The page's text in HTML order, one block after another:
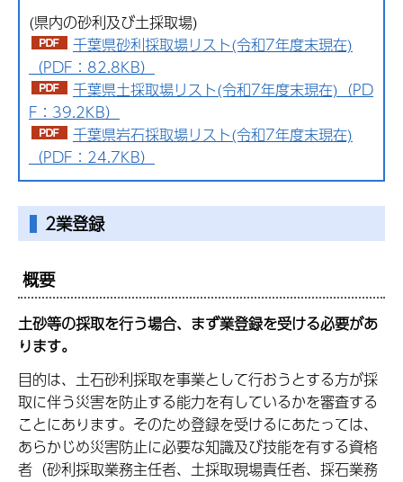
(県内の砂利及び土採取場)
千葉県砂利採取場リスト(令和7年度末現在)
（PDF：82.8KB）
千葉県土採取場リスト(令和7年度末現在)（PD
F：39.2KB）
千葉県岩石採取場リスト(令和7年度末現在)
（PDF：24.7KB）
2業登録
概要
土砂等の採取を行う場合、まず業登録を受ける必要があ
ります。
目的は、土石砂利採取を事業として行おうとする方が採
取に伴う災害を防止する能力を有しているかを審査する
ことにあります。そのため登録を受けるにあたっては、
あらかじめ災害防止に必要な知識及び技能を有する資格
者（砂利採取業務主任者、土採取現場責任者、採石業務